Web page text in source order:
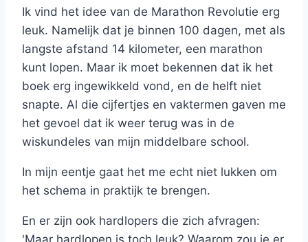
Ik vind het idee van de Marathon Revolutie erg
leuk. Namelijk dat je binnen 100 dagen, met als
langste afstand 14 kilometer, een marathon
kunt lopen. Maar ik moet bekennen dat ik het
boek erg ingewikkeld vond, en de helft niet
snapte. Al die cijfertjes en vaktermen gaven me
het gevoel dat ik weer terug was in de
wiskundeles van mijn middelbare school.
In mijn eentje gaat het me echt niet lukken om
het schema in praktijk te brengen.
En er zijn ook hardlopers die zich afvragen: